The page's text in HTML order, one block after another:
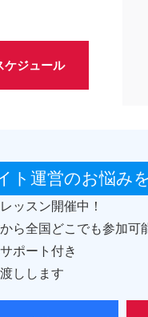
ケジュール
ト運営のお悩み
ッスン開催中！
ら全国どこでも参加可
ポート付き
しします